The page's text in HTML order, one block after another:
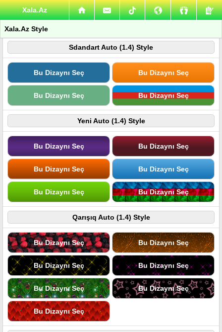
Xala.Az
Xala.Az Style
Sdandart Auto (1.4) Style
Bu Dizaynı Seç Bu Dizaynı Seç
Bu Dizaynı Seç Bu Dizaynı Seç
Yeni Auto (1.4) Style
Bu Dizaynı Seç Bu Dizaynı Seç
Bu Dizaynı Seç Bu Dizaynı Seç
Bu Dizaynı Seç Bu Dizaynı Seç
Qarışıq Auto (1.4) Style
Bu Dizaynı Seç Bu Dizaynı Seç
Bu Dizaynı Seç Bu Dizaynı Seç
Bu Dizaynı Seç Bu Dizaynı Seç
Bu Dizaynı Seç